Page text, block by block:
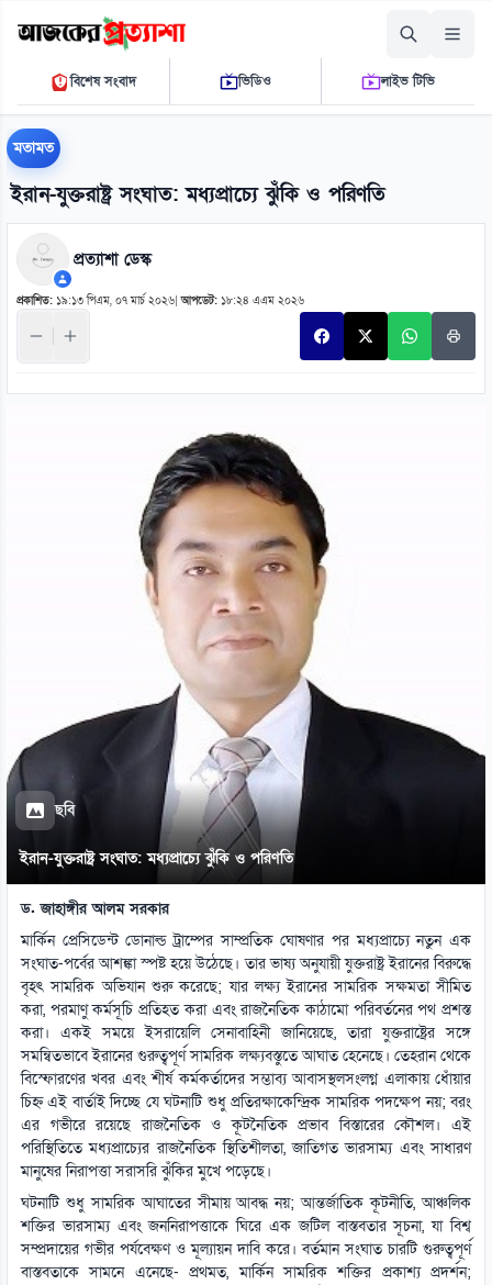
বৃহস্পতিবার, ০৬ আগস্ট ২০২৬
০৪ ১১ ৩১ পি.এম.THE DAILY AJKER PROTTASHA
বিশেষ সংবাদ ভিডিও লাইভ টিভি
মতামত
ইরান-যুক্তরাষ্ট্র সংঘাত: মধ্যপ্রাচ্যে ঝুঁকি ও পরিণতি
প্রত্যাশা ডেস্ক
প্রকাশিত: ১৯:১৩ পিএম, ০৭ মার্চ ২০২৬ |আপডেট: ১৮:২৪ এএম ২০২৬
ছবি
ইরান-যুক্তরাষ্ট্র সংঘাত: মধ্যপ্রাচ্যে ঝুঁকি ও পরিণতি
ড. জাহাঙ্গীর আলম সরকার
মার্কিন প্রেসিডেন্ট ডোনাল্ড ট্রাম্পের সাম্প্রতিক ঘোষণার পর মধ্যপ্রাচ্যে নতুন এক
সংঘাত-পর্বের আশঙ্কা স্পষ্ট হয়ে উঠেছে। তার ভাষ্য অনুযায়ী যুক্তরাষ্ট্র ইরানের বিরুদ্ধে
বৃহৎ সামরিক অভিযান শুরু করেছে; যার লক্ষ্য ইরানের সামরিক সক্ষমতা সীমিত
করা, পরমাণু কর্মসূচি প্রতিহত করা এবং রাজনৈতিক কাঠামো পরিবর্তনের পথ প্রশস্ত
করা। একই সময়ে ইসরায়েলি সেনাবাহিনী জানিয়েছে, তারা যুক্তরাষ্ট্রের সঙ্গে
সমন্বিতভাবে ইরানের গুরুত্বপূর্ণ সামরিক লক্ষ্যবস্তুতে আঘাত হেনেছে। তেহরান থেকে
বিস্ফোরণের খবর এবং শীর্ষ কর্মকর্তাদের সম্ভাব্য আবাসস্থলসংলগ্ন এলাকায় ধোঁয়ার
চিহ্ন এই বার্তাই দিচ্ছে যে ঘটনাটি শুধু প্রতিরক্ষাকেন্দ্রিক সামরিক পদক্ষেপ নয়; বরং
এর গভীরে রয়েছে রাজনৈতিক ও কূটনৈতিক প্রভাব বিস্তারের কৌশল। এই
পরিস্থিতিতে মধ্যপ্রাচ্যের রাজনৈতিক স্থিতিশীলতা, জাতিগত ভারসাম্য এবং সাধারণ
মানুষের নিরাপত্তা সরাসরি ঝুঁকির মুখে পড়েছে।
ঘটনাটি শুধু সামরিক আঘাতের সীমায় আবদ্ধ নয়; আন্তর্জাতিক কূটনীতি, আঞ্চলিক
শক্তির ভারসাম্য এবং জননিরাপত্তাকে ঘিরে এক জটিল বাস্তবতার সূচনা, যা বিশ্ব
সম্প্রদায়ের গভীর পর্যবেক্ষণ ও মূল্যায়ন দাবি করে। বর্তমান সংঘাত চারটি গুরুত্বপূর্ণ
বাস্তবতাকে সামনে এনেছে- প্রথমত, মার্কিন সামরিক শক্তির প্রকাশ্য প্রদর্শন;